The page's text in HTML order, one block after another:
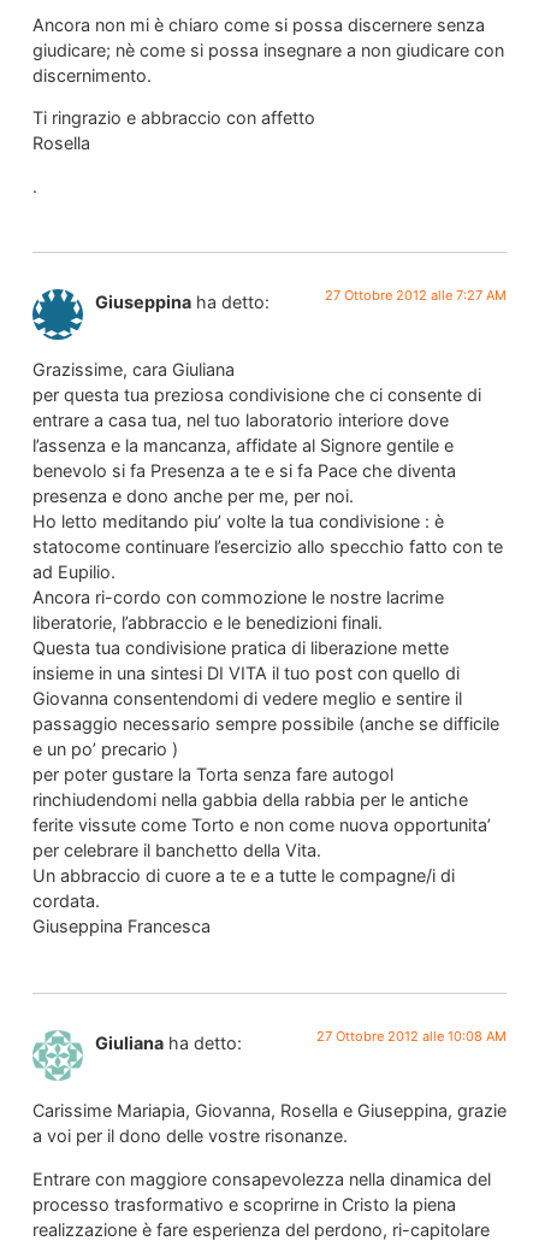
Ancora non mi è chiaro come si possa discernere senza
giudicare; nè come si possa insegnare a non giudicare con
discernimento.
Ti ringrazio e abbraccio con affetto
Rosella
.
Giuseppina ha detto: 27 Ottobre 2012 alle 7:27 AM
Grazissime, cara Giuliana
per questa tua preziosa condivisione che ci consente di
entrare a casa tua, nel tuo laboratorio interiore dove
l’assenza e la mancanza, affidate al Signore gentile e
benevolo si fa Presenza a te e si fa Pace che diventa
presenza e dono anche per me, per noi.
Ho letto meditando piu’ volte la tua condivisione : è
statocome continuare l’esercizio allo specchio fatto con te
ad Eupilio.
Ancora ri-cordo con commozione le nostre lacrime
liberatorie, l’abbraccio e le benedizioni finali.
Questa tua condivisione pratica di liberazione mette
insieme in una sintesi DI VITA il tuo post con quello di
Giovanna consentendomi di vedere meglio e sentire il
passaggio necessario sempre possibile (anche se difficile
e un po’ precario )
per poter gustare la Torta senza fare autogol
rinchiudendomi nella gabbia della rabbia per le antiche
ferite vissute come Torto e non come nuova opportunita’
per celebrare il banchetto della Vita.
Un abbraccio di cuore a te e a tutte le compagne/i di
cordata.
Giuseppina Francesca
Giuliana ha detto: 27 Ottobre 2012 alle 10:08 AM
Carissime Mariapia, Giovanna, Rosella e Giuseppina, grazie
a voi per il dono delle vostre risonanze.
Entrare con maggiore consapevolezza nella dinamica del
processo trasformativo e scoprirne in Cristo la piena
realizzazione è fare esperienza del perdono, ri-capitolare